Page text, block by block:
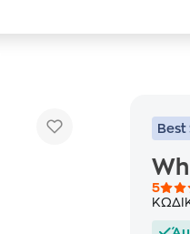
Best
5